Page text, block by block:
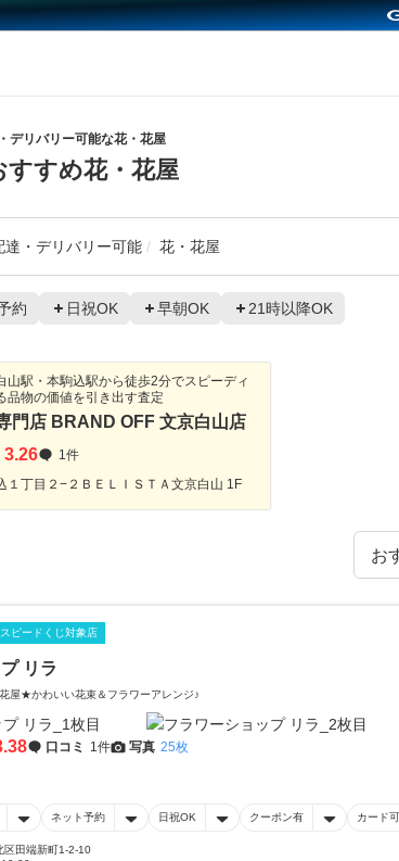
デリバリー可能な花・花屋
すすめ花・花屋
達・デリバリー可能 花・花屋
約 日祝OK 早朝OK 21時以降OK
山駅・本駒込駅から徒歩2分でスピーディ
品物の価値を引き出す査定
門店 BRAND OFF 文京白山店
3.26
1件
１丁目２−２ＢＥＬＩＳＴＡ文京白山 1F
ピードくじ対象店
リラ
屋★かわいい花束＆フラワーアレンジ♪
口コミ 1件 写真 25枚
ネット予約 日祝OK クーポン有 カード可
区田端新町1-2-10